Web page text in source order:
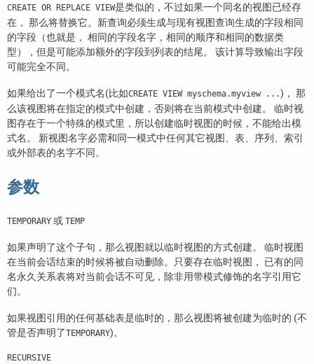
CREATE OR REPLACE VIEW是类似的，不过如果一个同名的视图已经存
在， 那么将替换它。新查询必须生成与现有视图查询生成的字段相同
的字段（也就是， 相同的字段名字，相同的顺序和相同的数据类
型），但是可能添加额外的字段到列表的结尾。 该计算导致输出字段
可能完全不同。
如果给出了一个模式名(比如CREATE VIEW myschema.myview ...)， 那
么该视图将在指定的模式中创建，否则将在当前模式中创建。 临时视
图存在于一个特殊的模式里，所以创建临时视图的时候，不能给出模
式名。 新视图名字必需和同一模式中任何其它视图、表、序列、索引
或外部表的名字不同。
参数
TEMPORARY 或 TEMP
如果声明了这个子句，那么视图就以临时视图的方式创建。 临时视图
在当前会话结束的时候将被自动删除。只要存在临时视图， 已有的同
名永久关系表将对当前会话不可见，除非用带模式修饰的名字引用它
们。
如果视图引用的任何基础表是临时的，那么视图将被创建为临时的 (不
管是否声明了TEMPORARY)。
RECURSIVE